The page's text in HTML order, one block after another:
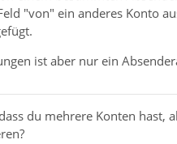
"von" ein anderes Konto
ist aber nur ein
du mehrere Konten hast,